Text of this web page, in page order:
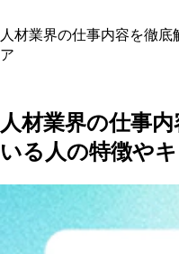
人材業界の仕事内容を徹
ア
人材業界の仕事
いる人の特徴や